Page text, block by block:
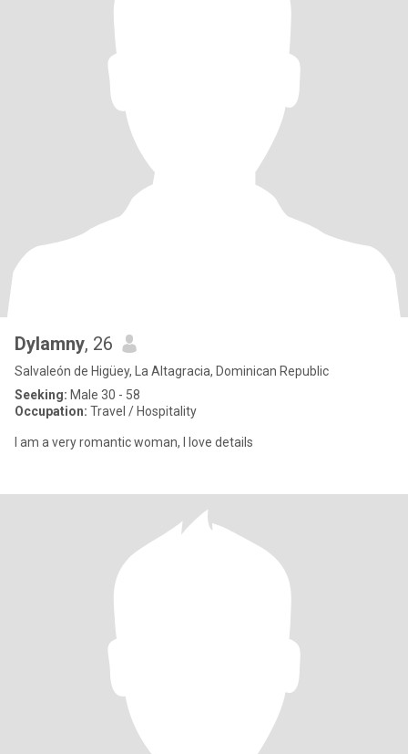
Dylamny, 26
Salvaleón de Higüey, La Altagracia, Dominican Republic
Seeking: Male 30 - 58
Occupation: Travel / Hospitality
I am a very romantic woman, I love details